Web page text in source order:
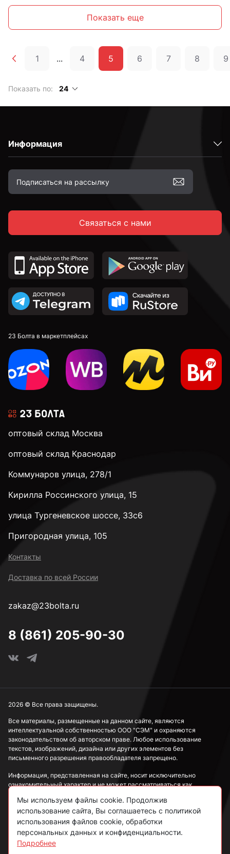
Показать еще
1 ... 4 5 6 7 8 9
Показать по: 24
Информация
Связаться с нами
23 Болта в маркетплейсах
оптовый склад Москва
оптовый склад Краснодар
Коммунаров улица, 278/1
Кирилла Россинского улица, 15
улица Тургеневское шоссе, 33с6
Пригородная улица, 105
Контакты
Доставка по всей России
zakaz@23bolta.ru
8 (861) 205-90-30
Все материалы, размещенные на данном сайте, являются
интеллектуальной собственностью ООО "СЭМ" и охраняются
законодательством об авторском праве. Любое использование
текстов, изображений, дизайна или других элементов без
письменного разрешения правообладателя запрещено.
Информация, представленная на сайте, носит исключительно
ознакомительный характер и не может рассматриваться как
Политика конфиденциальности
Согласие на обработку данных
2026 © Все права защищены.
Мы используем файлы cookie. Продолжив
использование сайта, Вы соглашаетесь с политикой
использования файлов cookie, обработки
персональных данных и конфиденциальности.
Подробнее